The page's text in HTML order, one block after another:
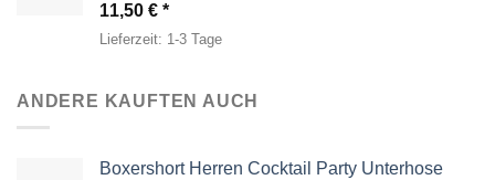
11,50 €
Lieferzeit: 1-3 Tage
ANDERE KAUFTEN AUCH
Boxershort Herren Cocktail Party Unterhose